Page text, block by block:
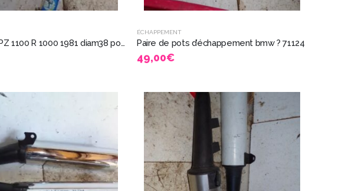
kawasaki GPZ 1100 R 1000 1981 diam38 pots echappement neuf silencieux Busso 5326
ÉCHAPPEMENT
Paire de pots d’échappement bmw ? 71124
49,00€